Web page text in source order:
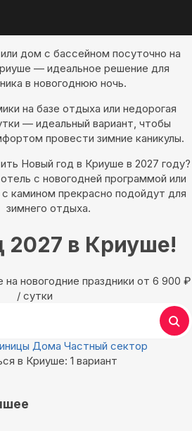
дом с бассейном посуточно на
— идеальное решение для
в новогоднюю ночь.
на базе отдыха или недорогая
— идеальный вариант, чтобы
провести зимние каникулы.
Новый год в Криуше в 2027 году?
с новогодней программой или
камином прекрасно подойдут для
зимнего отдыха.
2027 в Криуше!
новогодние праздники oт 6 900 ₽
/ сутки
Дома Частный сектор
в Криуше: 1 вариант